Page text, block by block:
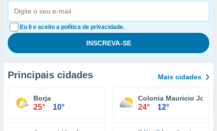
Eu li e aceito a política de privacidade.
Principais cidades Mais cidades
Borja
25° 10°
Colonia Mauricio José
24° 12°